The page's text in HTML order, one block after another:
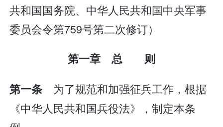
共和国国务院、中华人民共和国中央军事
委员会令第759号第二次修订）
第一章 总 则
第一条 为了规范和加强征兵工作，根据
《中华人民共和国兵役法》，制定本条